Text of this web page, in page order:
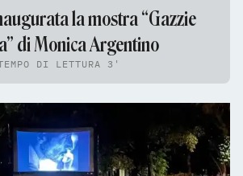
la mostra “Gazzie
di Monica Argentino
DI LETTURA 3'